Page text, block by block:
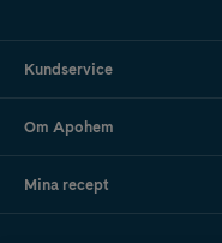
Kundservice
Om Apohem
Mina recept